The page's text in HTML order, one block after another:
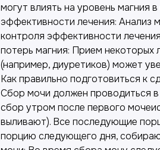
могут влиять на уровень магния
эффективности лечения: Анализ
контроля эффективности
потерь магния: Прием некоторых
(например, диуретиков) может
Как правильно подготовиться к
Сбор мочи должен проводиться
сбор утром после первого
выливают). Все последующие
порцию следующего дня,